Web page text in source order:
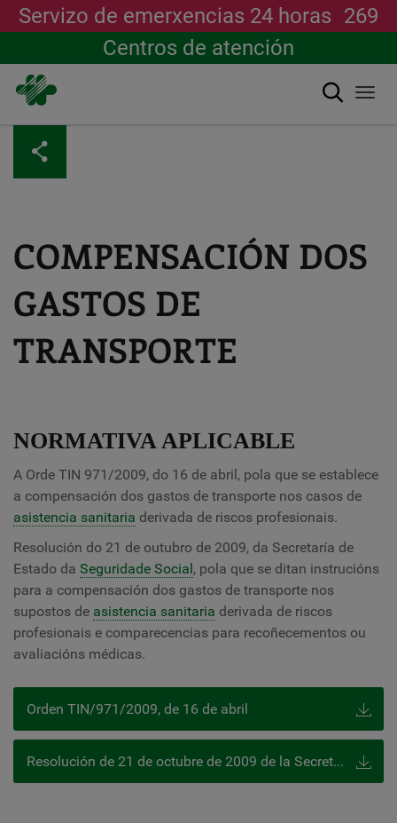
contido
principal
Servizo de emerxencias 24 horas 269
Centros de atención
Buscar
COMPENSACIÓN DOS
GASTOS DE
TRANSPORTE
NORMATIVA APLICABLE
A Orde TIN 971/2009, do 16 de abril, pola que se establece
a compensación dos gastos de transporte nos casos de
asistencia sanitaria derivada de riscos profesionais.
Resolución do 21 de outubro de 2009, da Secretaría de
Estado da Seguridade Social, pola que se ditan instrucións
para a compensación dos gastos de transporte nos
supostos de asistencia sanitaria derivada de riscos
profesionais e comparecencias para recoñecementos ou
avaliacións médicas.
Orden TIN/971/2009, de 16 de abril
Resolución de 21 de octubre de 2009 de la Secretaría de Estado de la Seguridad Social